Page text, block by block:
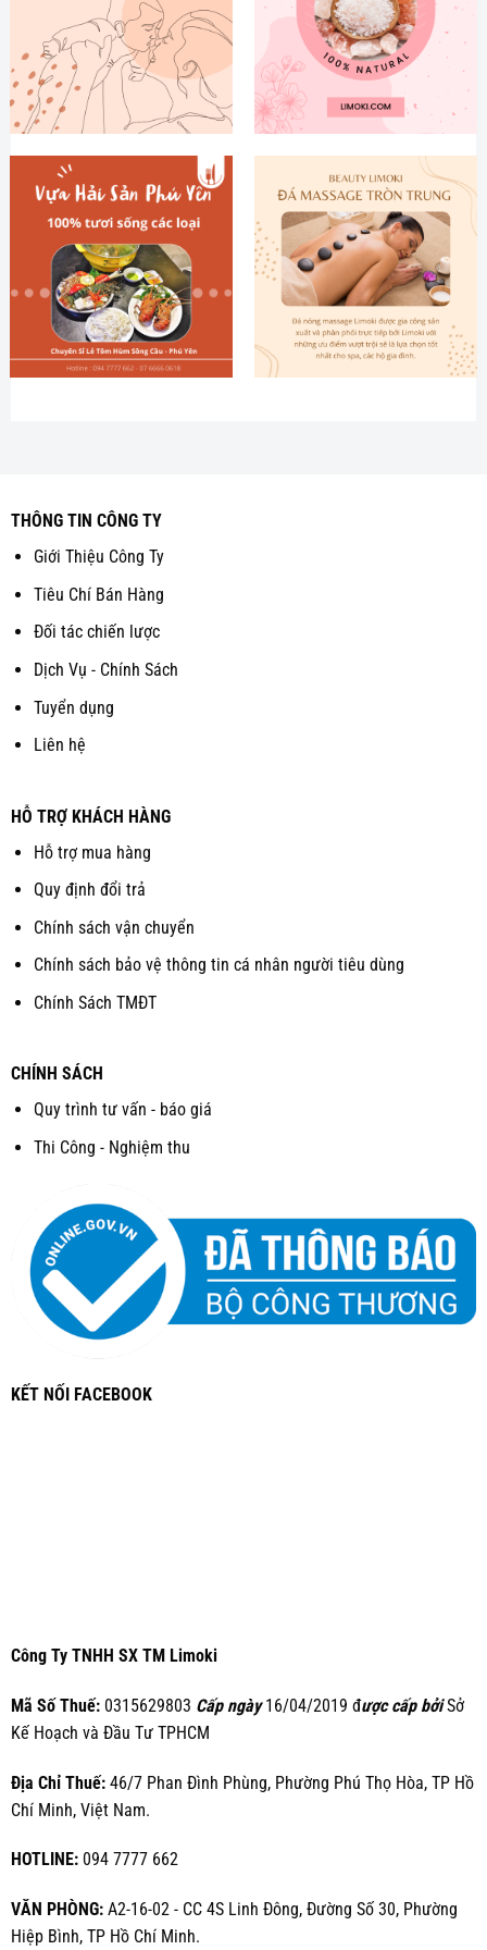
THÔNG TIN CÔNG TY
Giới Thiệu Công Ty
Tiêu Chí Bán Hàng
Đối tác chiến lược
Dịch Vụ - Chính Sách
Tuyển dụng
Liên hệ
HỖ TRỢ KHÁCH HÀNG
Hỗ trợ mua hàng
Quy định đổi trả
Chính sách vận chuyển
Chính sách bảo vệ thông tin cá nhân người tiêu dùng
Chính Sách TMĐT
CHÍNH SÁCH
Quy trình tư vấn - báo giá
Thi Công - Nghiệm thu
KẾT NỐI FACEBOOK
Công Ty TNHH SX TM Limoki
Mã Số Thuế:0315629803 Cấp ngày16/04/2019 được cấp bởiSở
Kế Hoạch và Đầu Tư TPHCM
Địa Chỉ Thuế:46/7 Phan Đình Phùng, Phường Phú Thọ Hòa, TP Hồ
Chí Minh, Việt Nam.
HOTLINE:094 7777 662
VĂN PHÒNG:A2-16-02 - CC 4S Linh Đông, Đường Số 30, Phường
Hiệp Bình, TP Hồ Chí Minh.